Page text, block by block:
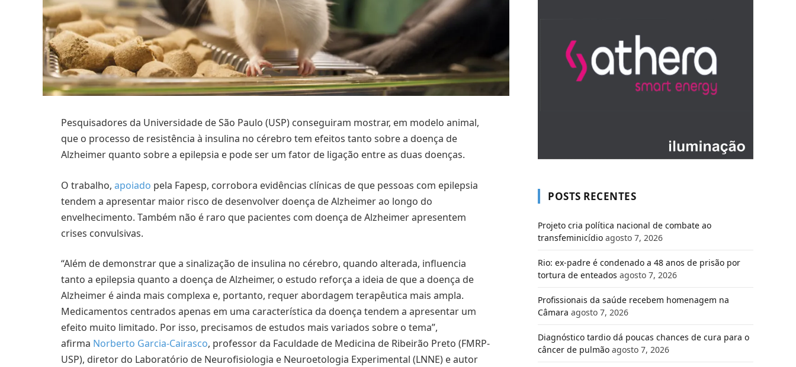
Pesquisadores da Universidade de São Paulo (USP) conseguiram mostrar, em modelo animal,
que o processo de resistência à insulina no cérebro tem efeitos tanto sobre a doença de
Alzheimer quanto sobre a epilepsia e pode ser um fator de ligação entre as duas doenças.
O trabalho, apoiado pela Fapesp, corrobora evidências clínicas de que pessoas com epilepsia
tendem a apresentar maior risco de desenvolver doença de Alzheimer ao longo do
envelhecimento. Também não é raro que pacientes com doença de Alzheimer apresentem
crises convulsivas.
“Além de demonstrar que a sinalização de insulina no cérebro, quando alterada, influencia
tanto a epilepsia quanto a doença de Alzheimer, o estudo reforça a ideia de que a doença de
Alzheimer é ainda mais complexa e, portanto, requer abordagem terapêutica mais ampla.
Medicamentos centrados apenas em uma característica da doença tendem a apresentar um
efeito muito limitado. Por isso, precisamos de estudos mais variados sobre o tema”,
afirma Norberto Garcia-Cairasco, professor da Faculdade de Medicina de Ribeirão Preto (FMRP-
USP), diretor do Laboratório de Neurofisiologia e Neuroetologia Experimental (LNNE) e autor
POSTS RECENTES
Projeto cria política nacional de combate ao
transfeminicídio agosto 7, 2026
Rio: ex-padre é condenado a 48 anos de prisão por
tortura de enteados agosto 7, 2026
Profissionais da saúde recebem homenagem na
Câmara agosto 7, 2026
Diagnóstico tardio dá poucas chances de cura para o
câncer de pulmão agosto 7, 2026